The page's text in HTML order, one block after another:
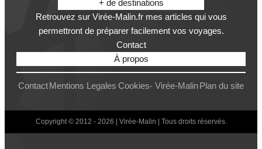
+ de destinations
Retrouvez sur Virée-Malin.fr mes articles qui vous
permettront de préparer facilement vos voyages.
Contact
À propos
Contact Mentions Legales Cookies- Virée-MalinPlan du site
Copyright © 2012 - 2026 | Virée-Malin | Tous droits réservés.